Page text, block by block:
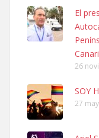
SHIBA PERDIDO
PERRO MACHO
06/07/2025 ZONA
Leales.org » Gran
El
26
SOY
27